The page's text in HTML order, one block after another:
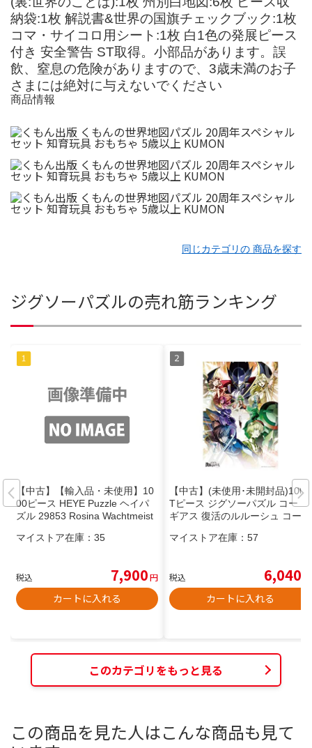
納袋:1枚 解説書&世界の国旗チェックブック:1枚
コマ・サイコロ用シート:1枚 白1色の発展ピース
付き 安全警告 ST取得。小部品があります。誤
飲、窒息の危険がありますので、3歳未満のお子
さまには絶対に与えないでください
商品情報
同じカテゴリの 商品を探す
ジグソーパズルの売れ筋ランキング
【中古】【輸入品・未使用】10
00ピース HEYE Puzzle ヘイパ
ズル 29853 Rosina Wachtmeist
マイストア在庫： 35
税込 7,900円
カートに入れる
【中古】(未使用･未開封品)1000
Tピース ジグソーパズル コード
ギアス 復活のルルーシュ コード
3.5cm)
マイストア在庫： 57
税込 6,040
カートに入れる
このカテゴリをもっと見る
この商品を見た人はこんな商品も見て